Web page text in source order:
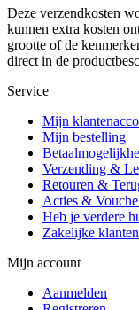
Deze verzendkosten
kunnen extra kosten
grootte of de
direct in de
Service
Mijn
Mijn bestelling
Verzending &
Retouren &
Acties &
Heb je verdere
Zakelijke klanten
Mijn account
Aanmelden